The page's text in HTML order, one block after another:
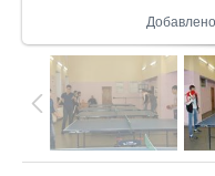
Добавлено